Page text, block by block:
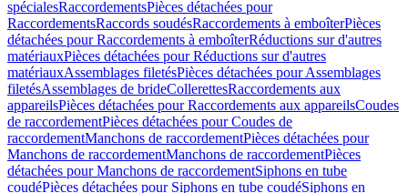
spécialesRaccordementsPièces détachées pour
RaccordementsRaccords soudésRaccordements à emboîterPièces
détachées pour Raccordements à emboîterRéductions sur d'autres
matériauxPièces détachées pour Réductions sur d'autres
matériauxAssemblages filetésPièces détachées pour Assemblages
filetésAssemblages de brideCollerettesRaccordements aux
appareilsPièces détachées pour Raccordements aux appareilsCoudes
de raccordementPièces détachées pour Coudes de
raccordementManchons de raccordementPièces détachées pour
Manchons de raccordementManchons de raccordementPièces
détachées pour Manchons de raccordementSiphons en tube
coudéPièces détachées pour Siphons en tube coudéSiphons en